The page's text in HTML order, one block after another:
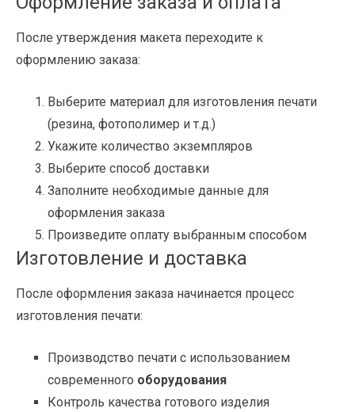
После утверждения макета переходите к
оформлению заказа:
Выберите материал для изготовления печати
(резина, фотополимер и т.д.)
Укажите количество экземпляров
Выберите способ доставки
Заполните необходимые данные для
оформления заказа
Произведите оплату выбранным способом
Изготовление и доставка
После оформления заказа начинается процесс
изготовления печати:
Производство печати с использованием
современного оборудования
Контроль качества готового изделия